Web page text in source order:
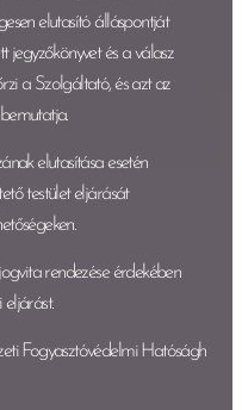
elutasító álláspontját
jegyzőkönyvet és a válasz
a Szolgáltató, és azt az
elutasítása esetén
testület eljárását
rendezése érdekében
eljárást.
Fogyasztóvédelmi Hatósághoz